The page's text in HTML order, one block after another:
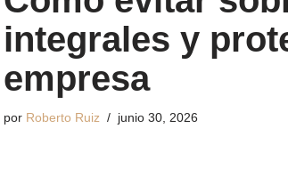
integrales y
empresa
por Roberto Ruiz junio 30, 2026